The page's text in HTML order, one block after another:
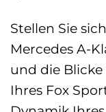
Stellen Sie
Mercedes A-
und die Blicke
Ihres Fox